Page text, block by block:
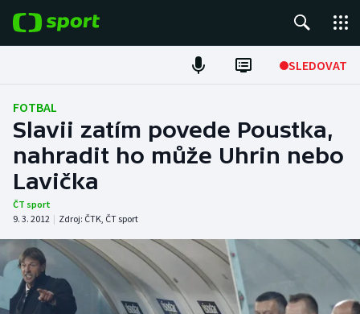
SLEDOVAT
Fotbal
Hokej
Tenis
Atletika
Cyklistika
DALŠÍ SPORTY
FOTBAL
Slavii zatím povede Poustka,
nahradit ho může Uhrin nebo
Lavička
ČT sport
9. 3. 2012 | Zdroj: ČTK, ČT sport